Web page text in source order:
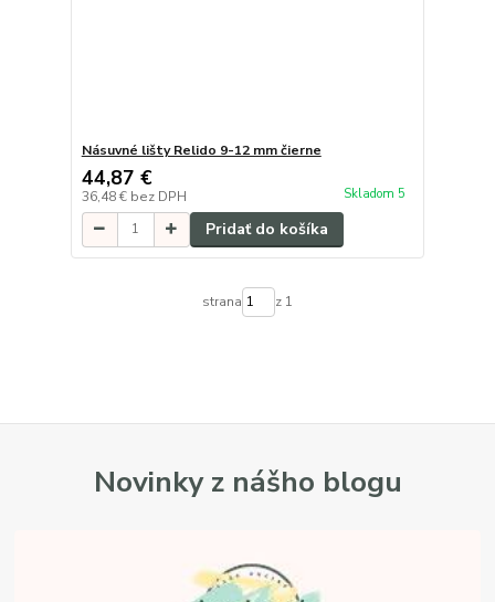
Násuvné lišty Relido 9-12 mm čierne
44,87 €
36,48 € bez DPH Skladom 5
Pridať do košíka
strana z 1
Novinky z nášho blogu